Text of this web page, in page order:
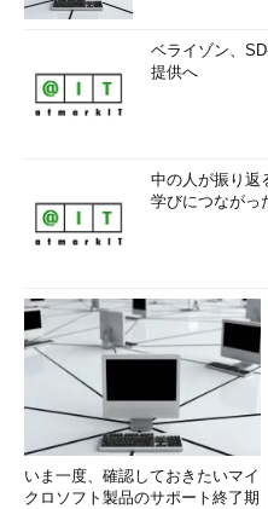
ベライゾン、
提供へ
中の人が振り
学びにつながっ
いま一度、確認しておきたいマイ
クロソフト製品のサポート終了期